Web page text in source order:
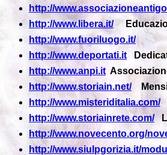
http://
http://www.libera.it/
http://www.fuoriluogo.it/
http://www.deportati.it
http://www.anpi.it
http://www.storiain.net/
http://www.misteriditalia.com/
http://www.storiainrete.com/
http://www.novecento.org/
http://www.siulpgorizia.it/